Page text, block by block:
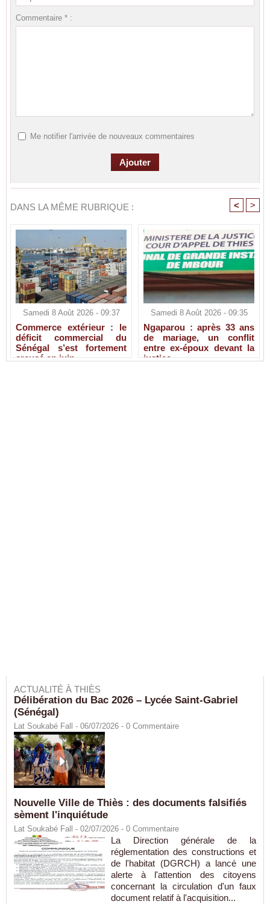
Commentaire * :
Me notifier l'arrivée de nouveaux commentaires
DANS LA MÊME RUBRIQUE : < >
Samedi 8 Août 2026 - 09:37
Commerce extérieur : le
déficit commercial du
Sénégal s’est fortement
creusé en juin
Samedi 8 Août 2026 - 09:35
Ngaparou : après 33 ans
de mariage, un conflit
entre ex-époux devant la
justice
ACTUALITÉ À THIÈS
Délibération du Bac 2026 – Lycée Saint-Gabriel
(Sénégal)
Lat Soukabé Fall - 06/07/2026 - 0 Commentaire
Nouvelle Ville de Thiès : des documents falsifiés
sèment l'inquiétude
Lat Soukabé Fall - 02/07/2026 - 0 Commentaire
La Direction générale de la
réglementation des constructions et
de l'habitat (DGRCH) a lancé une
alerte à l'attention des citoyens
concernant la circulation d'un faux
document relatif à l'acquisition...